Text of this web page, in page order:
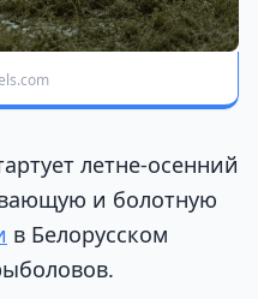
летне-осенний
и болотную
в Белорусском